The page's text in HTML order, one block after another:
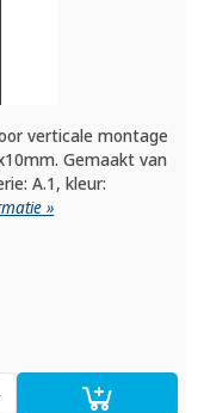
verticale montage
Gemaakt van
A.1, kleur:
»